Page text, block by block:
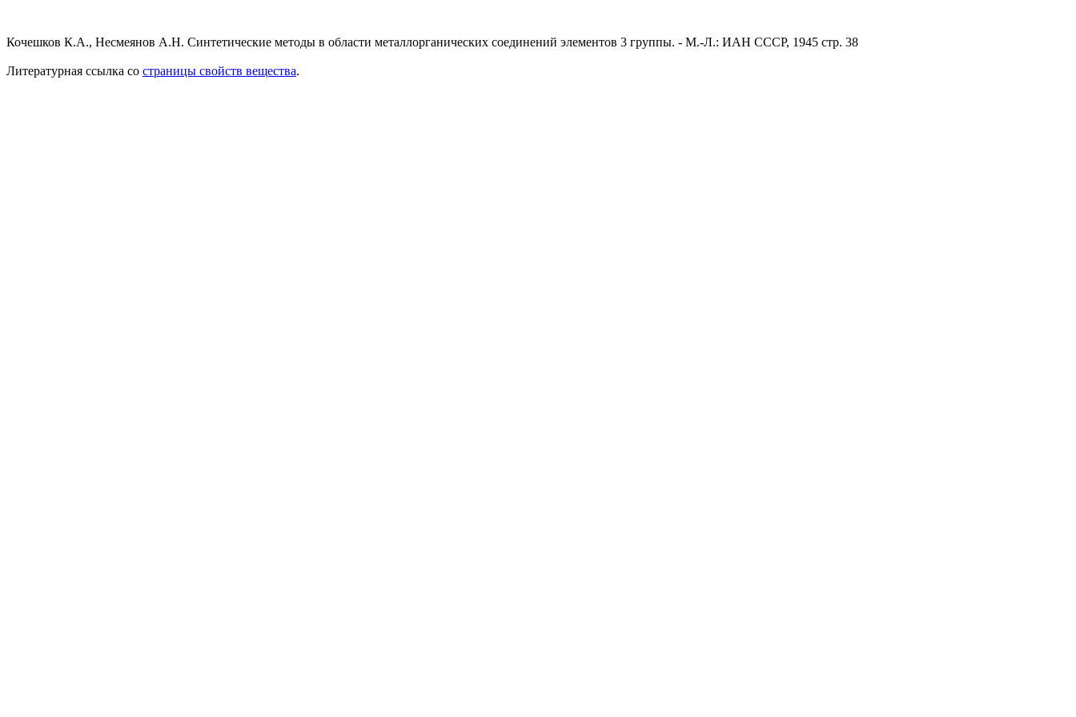
Кочешков К.А., Несмеянов А.Н. Синтетические методы в области металлорганических соединений элементов 3 группы. - М.-Л.: ИАН СССР, 1945 стр. 38
Литературная ссылка со страницы свойств вещества.